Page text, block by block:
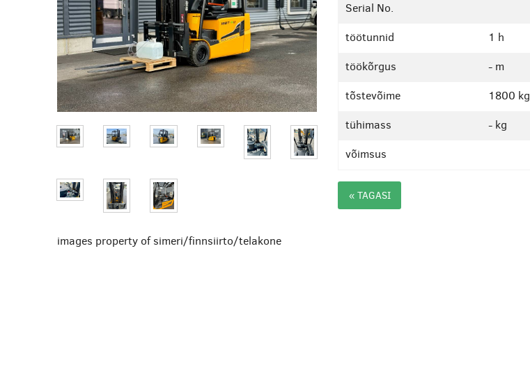
images property of simeri/finnsiirto/telakone
Serial No.
töötunnid
1 h
töökõrgus
- m
tõstevõime
1800 kg
tühimass
- kg
võimsus
« TAGASI